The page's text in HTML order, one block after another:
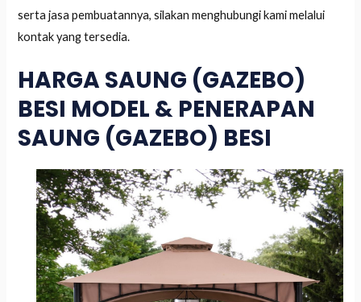
serta jasa pembuatannya, silakan menghubungi kami melalui
kontak yang tersedia.
HARGA SAUNG (GAZEBO)
BESI MODEL & PENERAPAN
SAUNG (GAZEBO) BESI